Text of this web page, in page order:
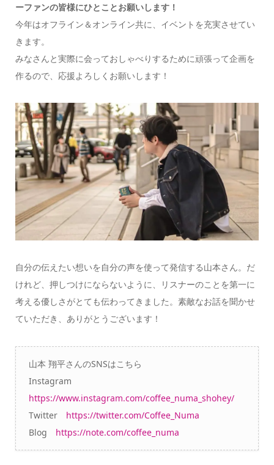
ーファンの皆様にひとことお願いします！
今年はオフライン＆オンライン共に、イベントを充実させてい
きます。
みなさんと実際に会っておしゃべりするために頑張って企画を
作るので、応援よろしくお願いします！
自分の伝えたい想いを自分の声を使って発信する山本さん。だ
けれど、押しつけにならないように、リスナーのことを第一に
考える優しさがとても伝わってきました。素敵なお話を聞かせ
ていただき、ありがとうございます！
山本 翔平さんのSNSはこちら
Instagram
https://www.instagram.com/coffee_numa_shohey/
Twitter https://twitter.com/Coffee_Numa
Blog https://note.com/coffee_numa